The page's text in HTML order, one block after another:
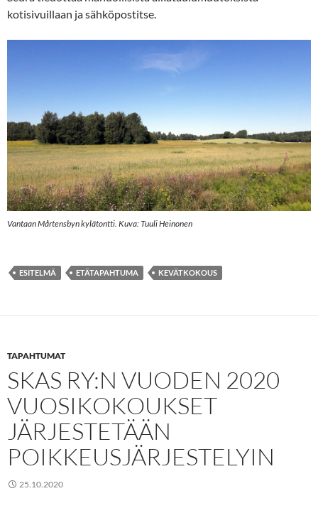
kotisivuillaan ja sähköpostitse.
Vantaan Mårtensbyn kylätontti. Kuva: Tuuli Heinonen
ESITELMÄ ETÄTAPAHTUMA KEVÄTKOKOUS
TAPAHTUMAT
SKAS RY:N VUODEN 2020
VUOSIKOKOUKSET
JÄRJESTETÄÄN
POIKKEUSJÄRJESTELYIN
25.10.2020